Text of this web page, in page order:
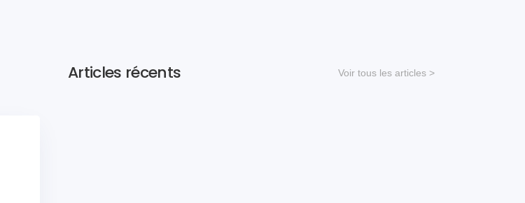
Articles récents Voir tous les articles >